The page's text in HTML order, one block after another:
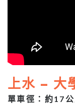
上水 – 大
單車徑：約17公